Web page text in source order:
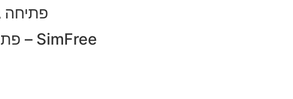
פתיחה NOKIA נוקיה E61
SimFree – פתיחה לשימוש בכל הרשתות